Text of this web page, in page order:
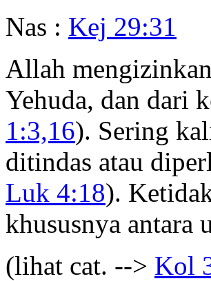
Nas : Kej 29:31
Allah
Yehuda, dan dari
1:3,16). Sering
ditindas atau
Luk 4:18).
khususnya antara
(lihat cat. --> Kol